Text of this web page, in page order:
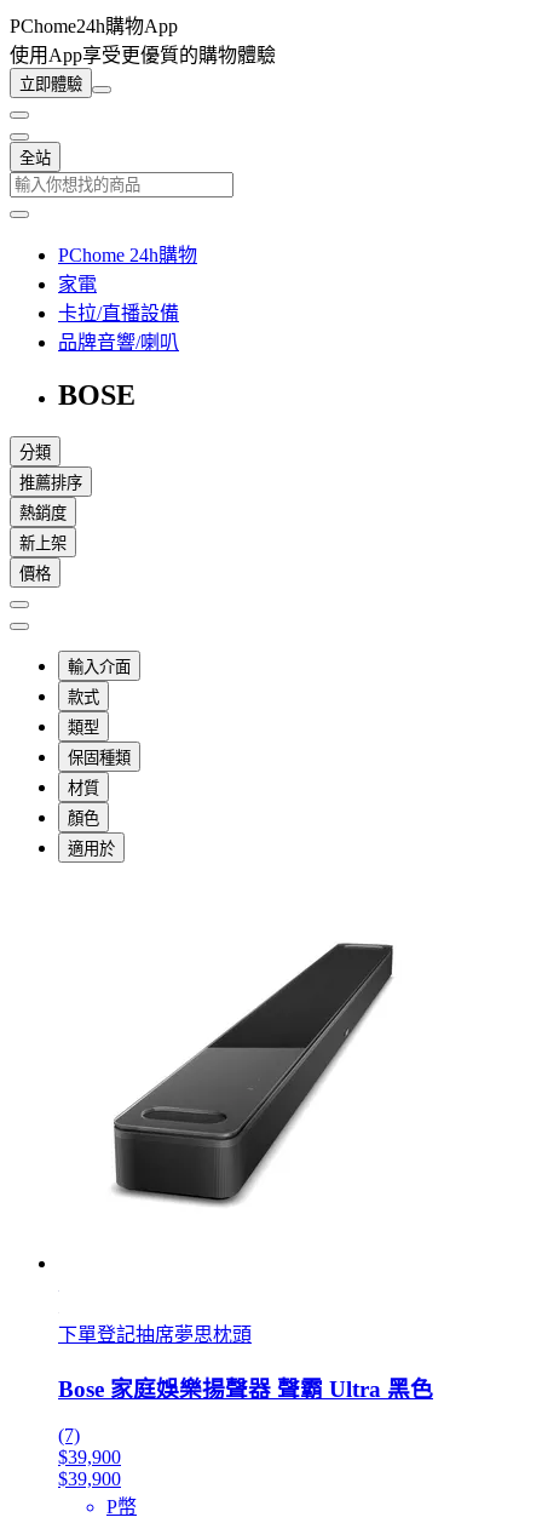
PChome24h購物App
使用App享受更優質的購物體驗
立即體驗
全站
PChome 24h購物
家電
卡拉/直播設備
品牌音響/喇叭
BOSE
分類
推薦排序
熱銷度
新上架
價格
輸入介面
款式
類型
保固種類
材質
顏色
適用於
下單登記抽席夢思枕頭
Bose 家庭娛樂揚聲器 聲霸 Ultra 黑色
(7)
$39,900
$39,900
P幣